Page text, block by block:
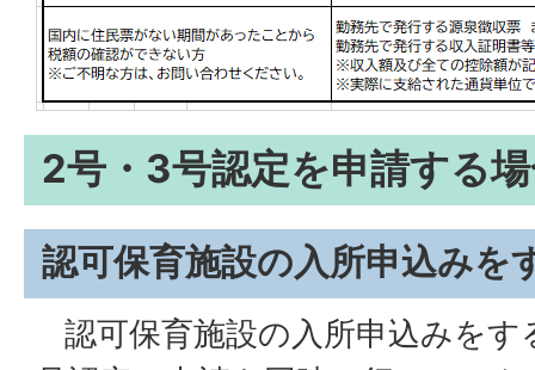
2号・3号認定を申請する
認可保育施設の入所申込みを
認可保育施設の入所申込みを